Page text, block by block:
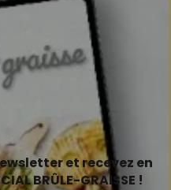
et recevez en
BRÛLE-GRAISSE !